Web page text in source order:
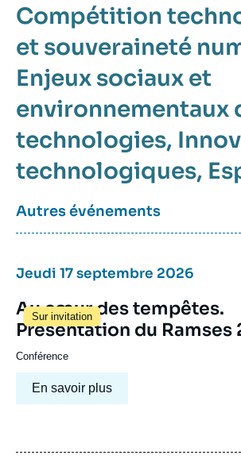
Compétition
et souveraineté
Enjeux sociaux et
environnementaux
technologies
technologiques
Autres événements
Jeudi 17 septembre 2026
Sur invitation
Au cœur des tempêtes.
Présentation du Ramses
Conférence
En savoir plus